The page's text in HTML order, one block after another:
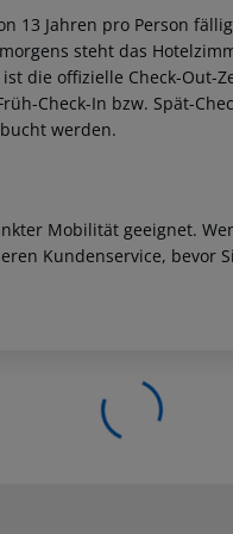
13 Jahren pro Person
steht das
die offizielle Check-Out-
Check-In bzw. Spät-
werden.
Mobilität geeignet.
Kundenservice, bevor